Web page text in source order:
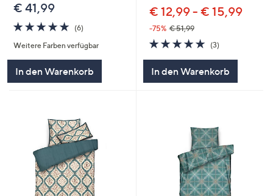
€ 41,99
5.0
von
5
(6)6
Weitere Farben verfügbar
In den Warenkorb
€ 12,99 - € 15,99
-75% € 51,99
5.0
von
(3)3
In den Warenkorb